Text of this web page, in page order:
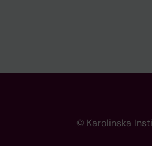
© Karolinska